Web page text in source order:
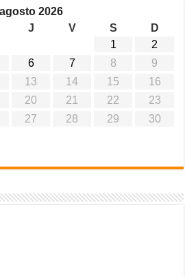
agosto 2026
J V S
D
1
2
6 7 8
9
13 14 15
16
20 21 22
23
27 28 29
30